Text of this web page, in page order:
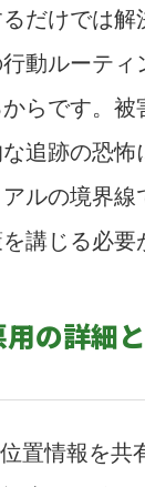
だけでは解
動ルーティ
らです。
追跡の恐怖
ルの境界線
講じる必要
の詳細
置情報を共